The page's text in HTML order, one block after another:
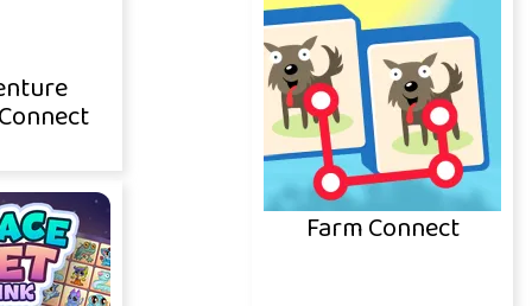
Farm Connect